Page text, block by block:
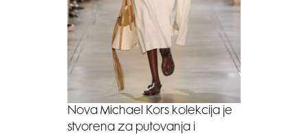
Nova Michael Kors kolekcija je
stvorena za putovanja i